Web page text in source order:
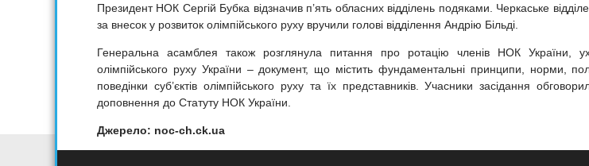
Президент НОК Сергій Бубка відзначив п’ять обласних відділень подяками. Черкаське
за внесок у розвиток олімпійського руху вручили голові відділення Андрію Більді.
Генеральна асамблея також розглянула питання про ротацію членів НОК України,
олімпійського руху України – документ, що містить фундаментальні принципи, норми,
поведінки суб’єктів олімпійського руху та їх представників. Учасники засідання
доповнення до Статуту НОК України.
Джерело: noc-ch.ck.ua